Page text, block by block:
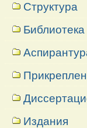
Структура
Библиотека
Издания